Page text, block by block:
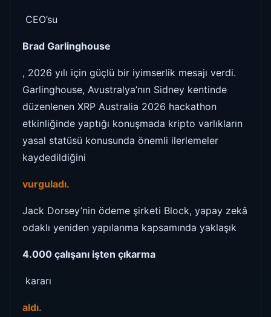
CEO’su
Brad Garlinghouse
, 2026 yılı için güçlü bir iyimserlik mesajı verdi.
Garlinghouse, Avustralya’nın Sidney kentinde
düzenlenen XRP Australia 2026 hackathon
etkinliğinde yaptığı konuşmada kripto varlıkların
yasal statüsü konusunda önemli ilerlemeler
kaydedildiğini
vurguladı.
Jack Dorsey’nin ödeme şirketi Block, yapay zekâ
odaklı yeniden yapılanma kapsamında yaklaşık
4.000 çalışanı işten çıkarma
kararı
aldı.